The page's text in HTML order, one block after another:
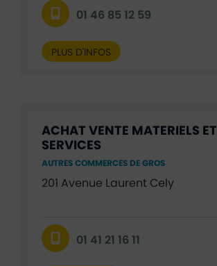
01 46 85 12 59
PLUS D'INFOS
ACHAT VENTE MATERIELS ET
SERVICES
AUTRES COMMERCES DE GROS
201 Avenue Laurent Cely
01 41 21 16 11